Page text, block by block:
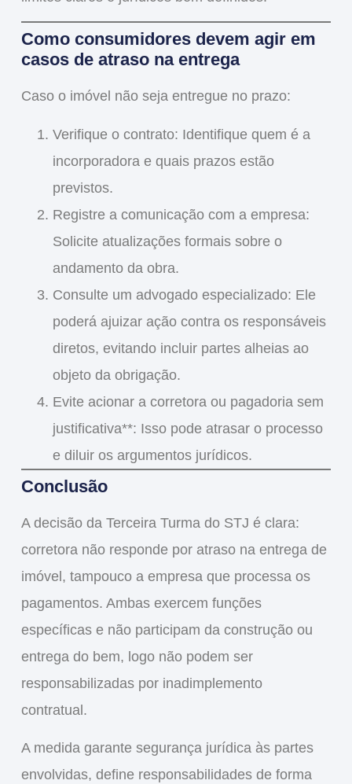
Como consumidores devem agir em
casos de atraso na entrega
Caso o imóvel não seja entregue no prazo:
Verifique o contrato: Identifique quem é a
incorporadora e quais prazos estão
previstos.
Registre a comunicação com a empresa:
Solicite atualizações formais sobre o
andamento da obra.
Consulte um advogado especializado: Ele
poderá ajuizar ação contra os responsáveis
diretos, evitando incluir partes alheias ao
objeto da obrigação.
Evite acionar a corretora ou pagadoria sem
justificativa**: Isso pode atrasar o processo
e diluir os argumentos jurídicos.
Conclusão
A decisão da Terceira Turma do STJ é clara:
corretora não responde por atraso na entrega de
imóvel, tampouco a empresa que processa os
pagamentos. Ambas exercem funções
específicas e não participam da construção ou
entrega do bem, logo não podem ser
responsabilizadas por inadimplemento
contratual.
A medida garante segurança jurídica às partes
envolvidas, define responsabilidades de forma